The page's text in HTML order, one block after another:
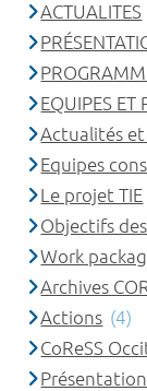
ACTUALITES
EQUIPES ET
Actualités
Equipes
Le projet TIE
Objectifs
Work
Archives
Actions (4)
CoReSS
Présentation